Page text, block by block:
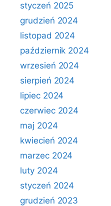
styczeń 2025
grudzień 2024
listopad 2024
październik 2024
wrzesień 2024
sierpień 2024
lipiec 2024
czerwiec 2024
maj 2024
kwiecień 2024
marzec 2024
luty 2024
styczeń 2024
grudzień 2023